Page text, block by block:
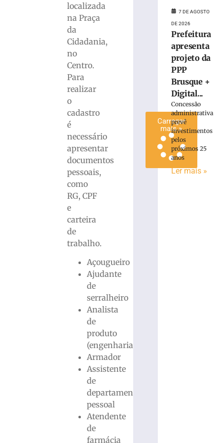
localizada
na Praça
da
Cidadania,
no
Centro.
Para
realizar
o
cadastro
é
necessário
apresentar
documentos
pessoais,
como
RG, CPF
e
carteira
de
trabalho.
Açougueiro
Ajudante
de
serralheiro
Analista
de
produto
(engenharia)
Armador
Assistente
de
departamento
pessoal
Atendente
de
farmácia
Carregar
mais »
7 DE AGOSTO
DE 2026
Prefeitura
apresenta
projeto da
PPP
Brusque +
Digital...
Concessão
administrativa
prevê
investimentos
pelos
próximos 25
anos
Ler mais »